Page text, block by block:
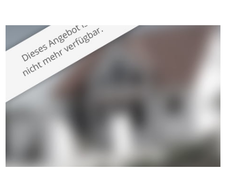
großzügige Räume und eine hochwertige Ausstattung, die
modernen Wohnkomfort mit einem stilvollen Ambiente
verbindet. Der […]